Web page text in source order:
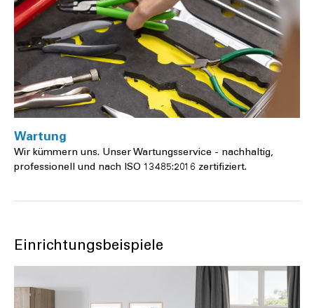
Wartung
Wir kümmern uns. Unser Wartungsservice - nachhaltig,
professionell und nach ISO 13485:2016 zertifiziert.
Einrichtungsbeispiele